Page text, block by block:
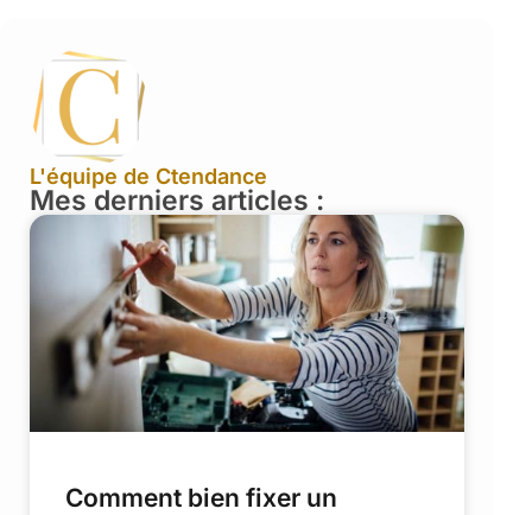
L'équipe de Ctendance
Mes derniers articles :
Comment bien fixer un